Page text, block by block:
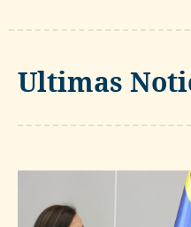
Ultimas